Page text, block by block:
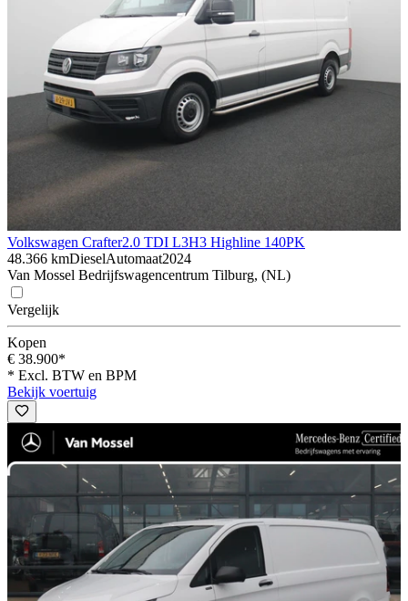
Volkswagen Crafter2.0 TDI L3H3 Highline 140PK
48.366 kmDieselAutomaat2024
Van Mossel Bedrijfswagencentrum Tilburg, (NL)
Vergelijk
Kopen
€ 38.900*
* Excl. BTW en BPM
Bekijk voertuig